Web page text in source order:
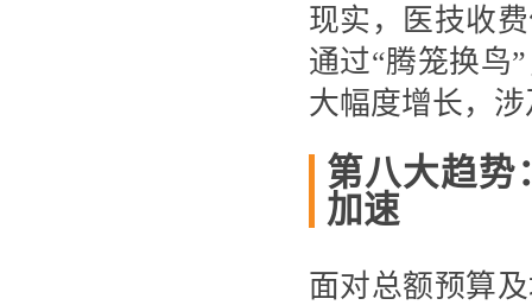
现实，医技收
通过“腾笼换鸟
大幅度增长，
第八大趋势
加速
面对总额预算